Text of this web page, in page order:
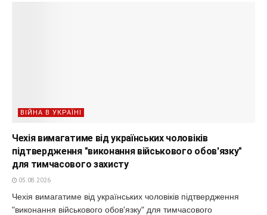
ВІЙНА В УКРАЇНІ
Чехія вимагатиме від українських чоловіків
підтвердження "виконання військового обов'язку"
для тимчасового захисту
05.08.2026
Чехія вимагатиме від українських чоловіків підтвердження
"виконання військового обов'язку" для тимчасового